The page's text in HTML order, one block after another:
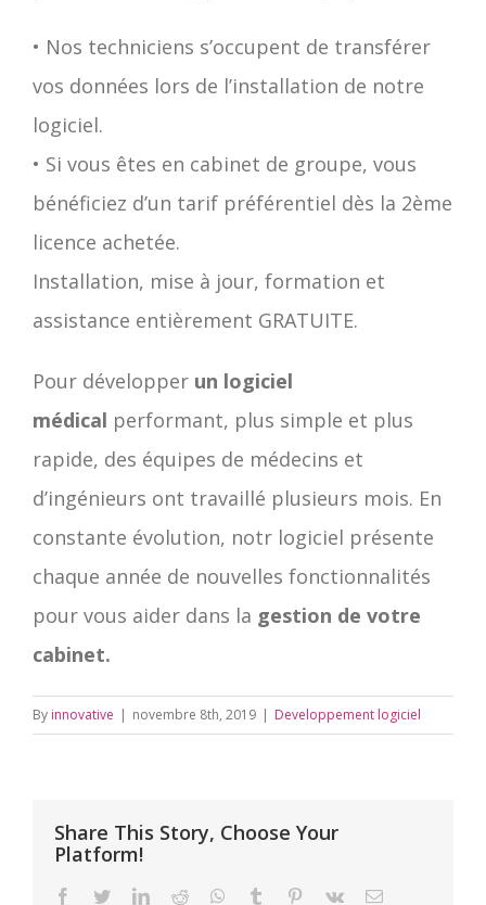
• Nos techniciens s’occupent de transférer
vos données lors de l’installation de notre
logiciel.
• Si vous êtes en cabinet de groupe, vous
bénéficiez d’un tarif préférentiel dès la 2ème
licence achetée.
Installation, mise à jour, formation et
assistance entièrement GRATUITE.
Pour développer un logiciel
médical performant, plus simple et plus
rapide, des équipes de médecins et
d’ingénieurs ont travaillé plusieurs mois. En
constante évolution, notr logiciel présente
chaque année de nouvelles fonctionnalités
pour vous aider dans la gestion de votre
cabinet.
By innovative | novembre 8th, 2019 | Developpement logiciel
Share This Story, Choose Your
Platform!
facebooktwitterlinkedinreddit whatsapp
tumblr pinterest
vk Email